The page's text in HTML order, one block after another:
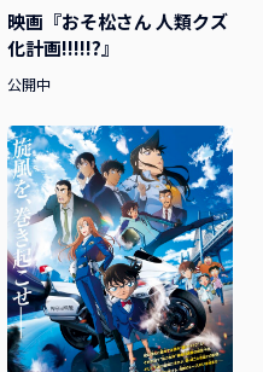
映画『おそ松さん 人類クズ
化計画!!!!!?』
公開中